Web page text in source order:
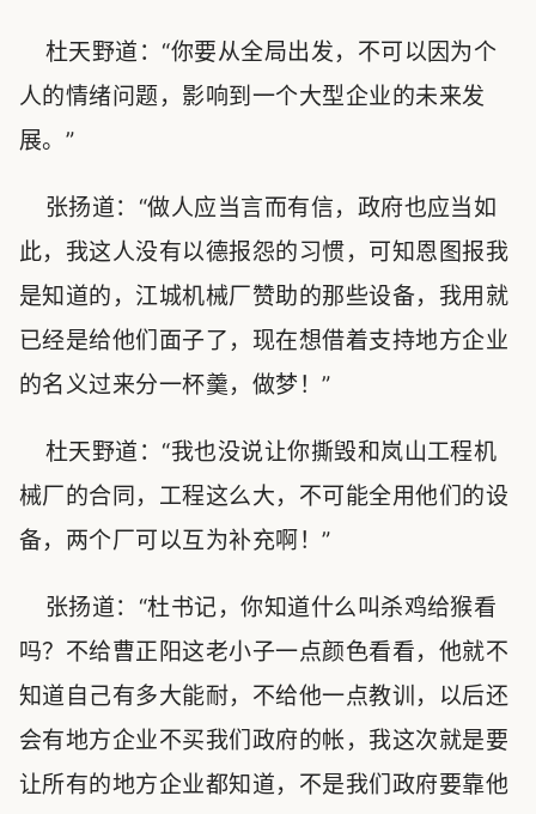
杜天野道：“你要从全局出发，不可以因为个
人的情绪问题，影响到一个大型企业的未来发
展。”
张扬道：“做人应当言而有信，政府也应当如
此，我这人没有以德报怨的习惯，可知恩图报我
是知道的，江城机械厂赞助的那些设备，我用就
已经是给他们面子了，现在想借着支持地方企业
的名义过来分一杯羹，做梦！”
杜天野道：“我也没说让你撕毁和岚山工程机
械厂的合同，工程这么大，不可能全用他们的设
备，两个厂可以互为补充啊！”
张扬道：“杜书记，你知道什么叫杀鸡给猴看
吗？不给曹正阳这老小子一点颜色看看，他就不
知道自己有多大能耐，不给他一点教训，以后还
会有地方企业不买我们政府的帐，我这次就是要
让所有的地方企业都知道，不是我们政府要靠他